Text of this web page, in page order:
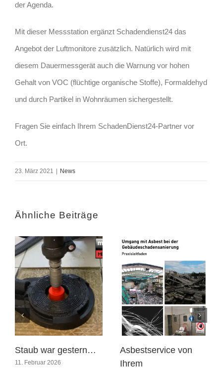
der Agenda.
Mit dieser Messstation ergänzt Schadendienst24 das
Angebot der Luftmonitore zusätzlich. Natürlich wird mit
diesem Dauermessgerät auch die Warnung vor hohen
Gehalt von VOC (flüchtige organische Stoffe), Formaldehyd
und durch Partikel in Wohnräumen sichergestellt.
Fragen Sie einfach Ihrem SchadenDienst24-Partner vor
Ort.
23. März 2021 News
Ähnliche Beiträge
Staub war gestern…
11. Februar 2026
Asbestservice von
Ihrem